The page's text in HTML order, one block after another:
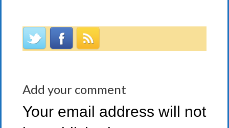
Add your comment
Your email address will not